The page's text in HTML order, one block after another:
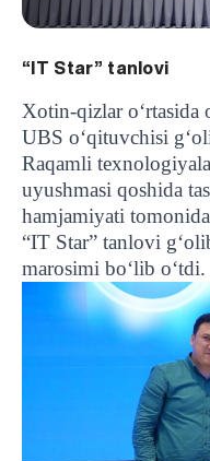
“IT Star” tanlovi
Xotin-qizlar o‘rtasida
UBS o‘qituvchisi
Raqamli
uyushmasi qoshida
hamjamiyati
“IT Star” tanlovi
marosimi bo‘lib o‘tdi.